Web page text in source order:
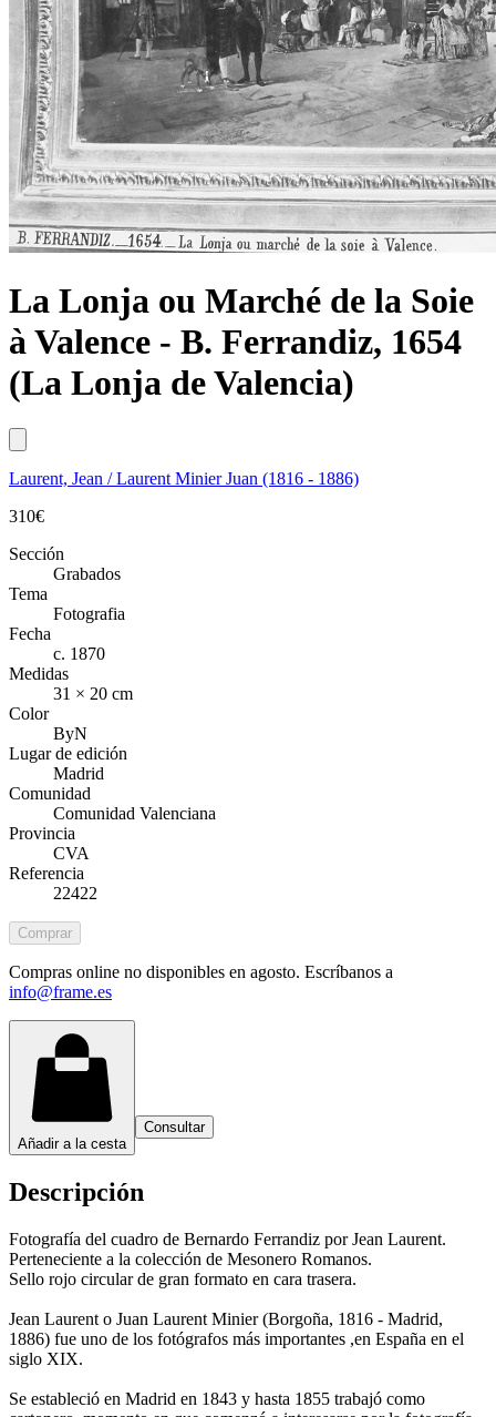
La Lonja ou Marché de la Soie
à Valence - B. Ferrandiz, 1654
(La Lonja de Valencia)
Laurent, Jean / Laurent Minier Juan (1816 - 1886)
310€
Sección
Grabados
Tema
Fotografia
Fecha
c. 1870
Medidas
31 × 20 cm
Color
ByN
Lugar de edición
Madrid
Comunidad
Comunidad Valenciana
Provincia
CVA
Referencia
22422
Comprar
Compras online no disponibles en agosto. Escríbanos a
info@frame.es
Añadir a la cesta
Consultar
Descripción
Fotografía del cuadro de Bernardo Ferrandiz por Jean Laurent.
Perteneciente a la colección de Mesonero Romanos.
Sello rojo circular de gran formato en cara trasera.
Jean Laurent o Juan Laurent Minier (Borgoña, 1816 - Madrid,
1886) fue uno de los fotógrafos más importantes ,en España en el
siglo XIX.
Se estableció en Madrid en 1843 y hasta 1855 trabajó como